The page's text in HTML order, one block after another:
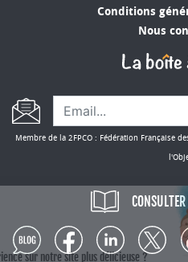
Conditions
Nous
Membre de la 2FPCO : Fédération Française